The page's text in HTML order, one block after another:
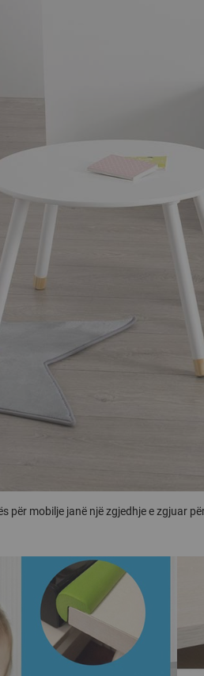
për mobilje janë një zgjedhje e zgjuar